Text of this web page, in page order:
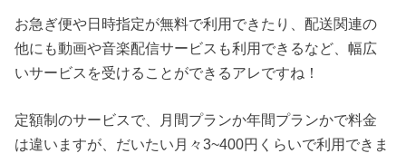
お急ぎ便や日時指定が無料で利用できたり、配送関連の
他にも動画や音楽配信サービスも利用できるなど、幅広
いサービスを受けることができるアレですね！
定額制のサービスで、月間プランか年間プランかで料金
は違いますが、だいたい月々3~400円くらいで利用できま